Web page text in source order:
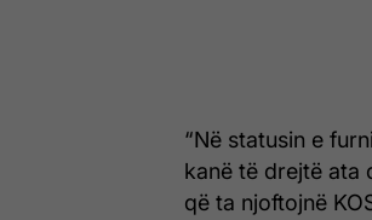
“Në statusin e
kanë të drejtë ata
që ta njoftojnë